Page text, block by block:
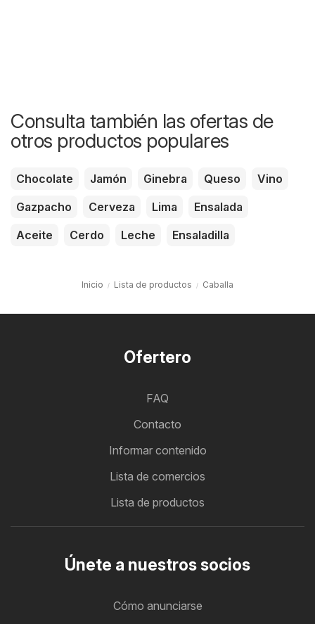
Consulta también las ofertas de
otros productos populares
Chocolate Jamón Ginebra Queso
Vino
Gazpacho
Cerveza Lima
Ensalada
Aceite
Cerdo Leche Ensaladilla
Inicio Lista de productos Caballa
Ofertero
FAQ
Contacto
Informar contenido
Lista de comercios
Lista de productos
Únete a nuestros socios
Cómo anunciarse